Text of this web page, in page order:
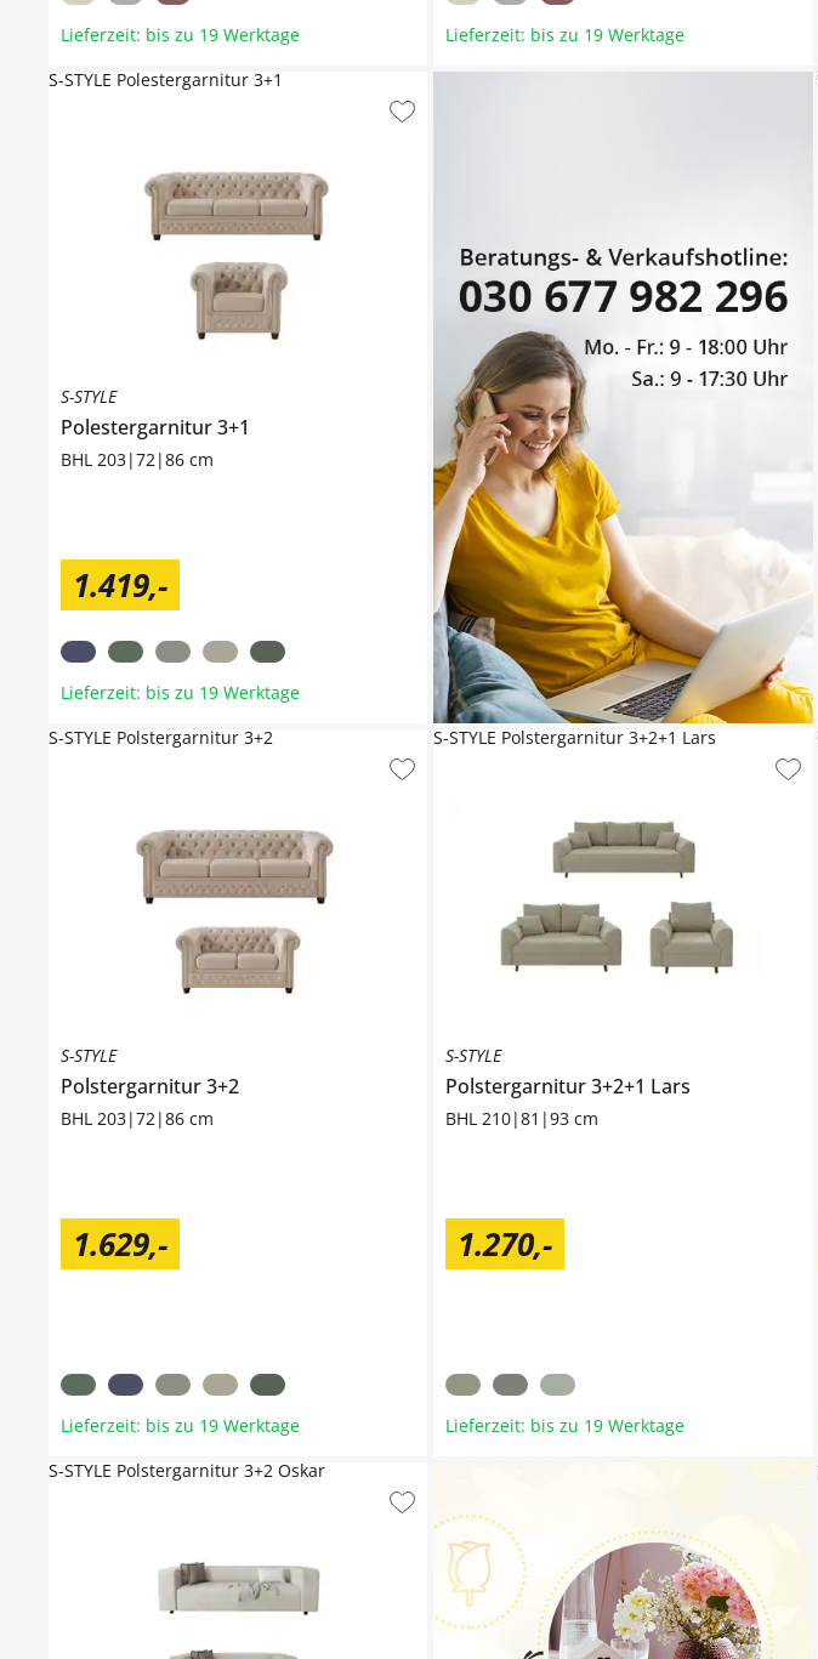
Lieferzeit: bis zu 19 Werktage Lieferzeit: bis zu 19 Werktage
S-STYLE
Polestergarnitur 3+1
BHL 203|72|86 cm
1.419,-
S-STYLE Polestergarnitur 3+1
Lieferzeit: bis zu 19 Werktage
S-STYLE
Polstergarnitur 3+2
BHL 203|72|86 cm
1.629,-
S-STYLE Polstergarnitur 3+2
Lieferzeit: bis zu 19 Werktage
S-STYLE
Polstergarnitur 3+2+1 Lars
BHL 210|81|93 cm
1.270,-
S-STYLE Polstergarnitur 3+2+1 Lars
Lieferzeit: bis zu 19 Werktage
S-STYLE Polstergarnitur 3+2 Oskar